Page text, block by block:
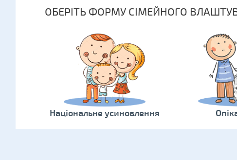
ОБЕРІТЬ ФОРМУ СІМЕЙНОГО
Національне усиновлення